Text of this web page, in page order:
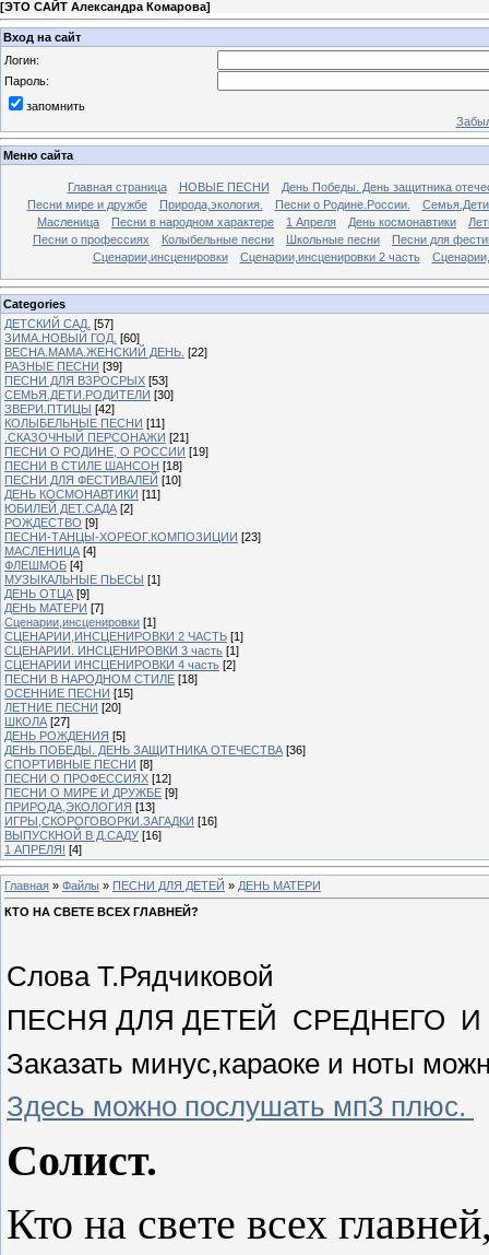
[ЭТО САЙТ Александра Комарова]
Вход на сайт
Логин:
Пароль:
запомнить
Меню сайта
Главная страница НОВЫЕ ПЕСНИ
День Победы. День защитника
Песни мире и дружбе
Природа,экология. Песни о Родине.России.
Масленица
Песни в народном характере 1 Апреля День космонавтики
Песни о профессиях
Колыбельные песни Школьные песни
Песни для
Сценарии,инсценировки
Сценарии,инсценировки 2 часть
Categories
ДЕТСКИЙ САД. [57]
ЗИМА.НОВЫЙ ГОД. [60]
ВЕСНА.МАМА.ЖЕНСКИЙ ДЕНЬ. [22]
РАЗНЫЕ ПЕСНИ [39]
ПЕСНИ ДЛЯ ВЗРОСРЫХ [53]
СЕМЬЯ.ДЕТИ.РОДИТЕЛИ [30]
ЗВЕРИ.ПТИЦЫ [42]
КОЛЫБЕЛЬНЫЕ ПЕСНИ [11]
.СКАЗОЧНЫЙ ПЕРСОНАЖИ [21]
ПЕСНИ О РОДИНЕ, О РОССИИ [19]
ПЕСНИ В СТИЛЕ ШАНСОН [18]
ПЕСНИ ДЛЯ ФЕСТИВАЛЕЙ [10]
ДЕНЬ КОСМОНАВТИКИ [11]
ЮБИЛЕЙ ДЕТ.САДА [2]
РОЖДЕСТВО [9]
ПЕСНИ-ТАНЦЫ-ХОРЕОГ.КОМПОЗИЦИИ [23]
МАСЛЕНИЦА [4]
ФЛЕШМОБ [4]
МУЗЫКАЛЬНЫЕ ПЬЕСЫ [1]
ДЕНЬ ОТЦА [9]
ДЕНЬ МАТЕРИ [7]
Сценарии,инсценировки [1]
СЦЕНАРИИ,ИНСЦЕНИРОВКИ 2 ЧАСТЬ [1]
СЦЕНАРИИ. ИНСЦЕНИРОВКИ 3 часть [1]
СЦЕНАРИИ ИНСЦЕНИРОВКИ 4 часть [2]
ПЕСНИ В НАРОДНОМ СТИЛЕ [18]
ОСЕННИЕ ПЕСНИ [15]
ЛЕТНИЕ ПЕСНИ [20]
ШКОЛА [27]
ДЕНЬ РОЖДЕНИЯ [5]
ДЕНЬ ПОБЕДЫ. ДЕНЬ ЗАЩИТНИКА ОТЕЧЕСТВА [36]
СПОРТИВНЫЕ ПЕСНИ [8]
ПЕСНИ О ПРОФЕССИЯХ [12]
ПЕСНИ О МИРЕ И ДРУЖБЕ [9]
ПРИРОДА,ЭКОЛОГИЯ [13]
ИГРЫ,СКОРОГОВОРКИ.ЗАГАДКИ [16]
ВЫПУСКНОЙ В Д.САДУ [16]
1 АПРЕЛЯ! [4]
Главная » Файлы » ПЕСНИ ДЛЯ ДЕТЕЙ » ДЕНЬ МАТЕРИ
КТО НА СВЕТЕ ВСЕХ ГЛАВНЕЙ?
Слова Т.Рядчиковой
ПЕСНЯ ДЛЯ ДЕТЕЙ СРЕДНЕГО И
Заказать минус,караоке и ноты
Здесь можно послушать мп3 плюс.
Солист.
Кто на свете всех